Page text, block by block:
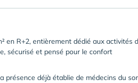
en R+2, entièrement dédié aux activités
sécurisé et pensé pour le confort
déjà établie de médecins du